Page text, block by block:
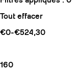
Tout effacer
€0-€524,30
160